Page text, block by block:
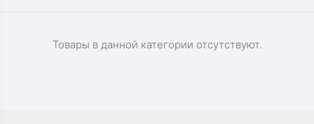
Товары в данной категории отсутствуют.